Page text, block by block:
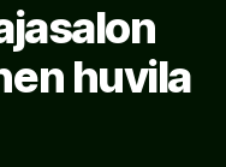
huvila